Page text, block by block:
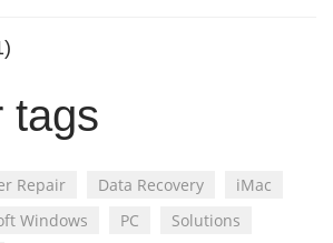
tags
Repair Data Recovery
iMac
Windows PC
Solutions